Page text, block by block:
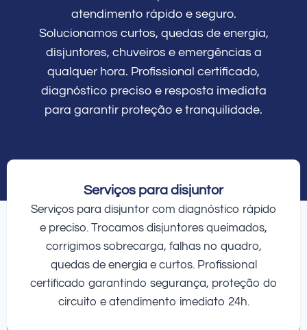
atendimento rápido e seguro.
Solucionamos curtos, quedas de energia,
disjuntores, chuveiros e emergências a
qualquer hora. Profissional certificado,
diagnóstico preciso e resposta imediata
para garantir proteção e tranquilidade.
Serviços para disjuntor
Serviços para disjuntor com diagnóstico rápido
e preciso. Trocamos disjuntores queimados,
corrigimos sobrecarga, falhas no quadro,
quedas de energia e curtos. Profissional
certificado garantindo segurança, proteção do
circuito e atendimento imediato 24h.